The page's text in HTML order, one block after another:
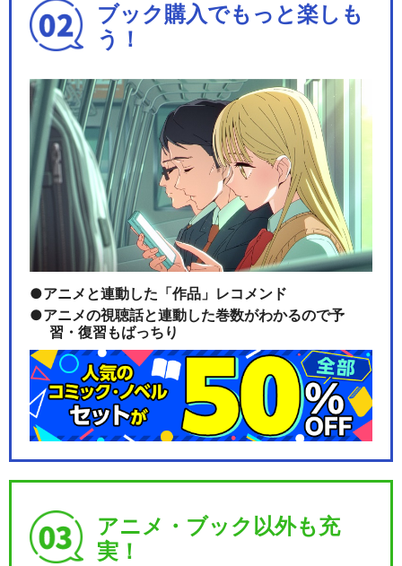
ブック購入でもっと楽しも
う！
アニメと連動した「作品」レコメンド
アニメの視聴話と連動した巻数がわかるので予
習・復習もばっちり
アニメ・ブック以外も充
実！